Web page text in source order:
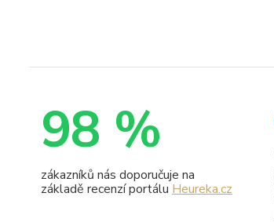
98 %
zákazníků nás doporučuje na
základě recenzí portálu Heureka.cz